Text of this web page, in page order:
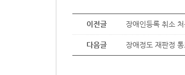
이전글 장애인등록 취소
다음글 장애정도 재판정